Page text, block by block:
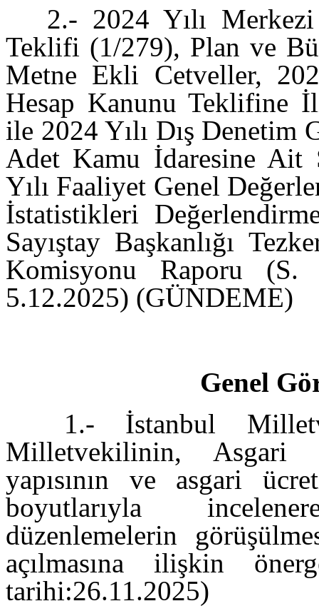
2.- 2024 Yılı
Teklifi (1/279), Plan ve
Metne Ekli Cetveller,
Hesap Kanunu Teklifine
ile 2024 Yılı Dış Denetim
Adet Kamu İdaresine Ait
Yılı Faaliyet Genel
İstatistikleri
Sayıştay Başkanlığı
Komisyonu Raporu (S.
5.12.2025) (GÜNDEME)
Genel
1.- İstanbul
Milletvekilinin, Asgari
yapısının ve asgari
boyutlarıyla
düzenlemelerin
açılmasına ilişkin
tarihi:26.11.2025)